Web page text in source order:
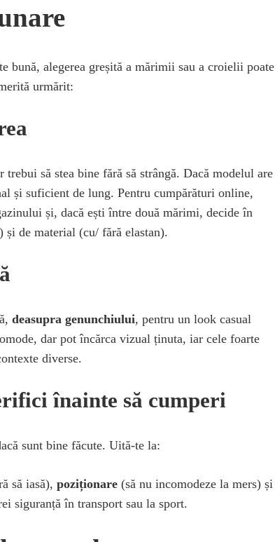
bună, alegerea greșită a mărimii sau a croielii poate
urmărit:
să stea bine fără să strângă. Dacă modelul are
și suficient de lung. Pentru cumpărături online,
și, dacă ești între două mărimi, decide în
de material (cu/ fără elastan).
deasupra genunchiului, pentru un look casual
dar pot încărca vizual ținuta, iar cele foarte
diverse.
înainte să cumperi
sunt bine făcute. Uită-te la:
să iasă), poziționare (să nu incomodeze la mers) și
siguranță în transport sau la sport.